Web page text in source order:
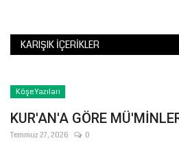
KARIŞIK İÇERIKLER
Köşe Yazıları
KUR'AN'A GÖRE
Temmuz 27, 2026 0